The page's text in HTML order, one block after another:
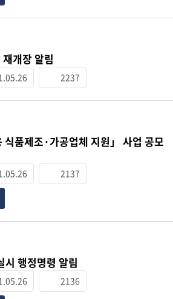
개장 알림
2237
식품제조·가공업체 지원」 사업 공모
2137
행정명령 알림
2136